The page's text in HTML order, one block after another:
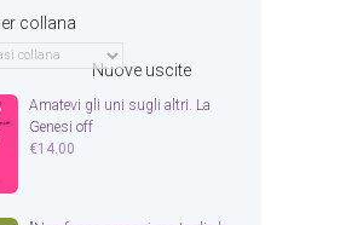
collana
Nuove uscite
Amatevi gli uni sugli altri. La
Genesi off
€14.00